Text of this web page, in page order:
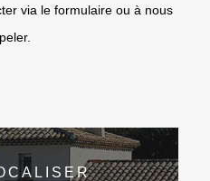
via le formulaire ou à nous